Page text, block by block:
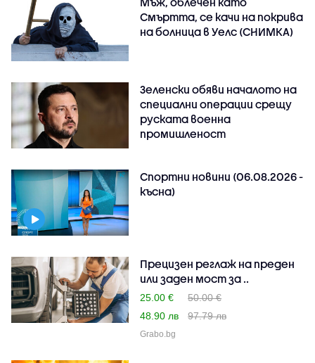
Смъртта, се качи на покрива
на болница в Уелс (СНИМКА)
Зеленски обяви началото на
специални операции срещу
руската военна
промишленост
Спортни новини (06.08.2026 -
късна)
Прецизен реглаж на преден
или заден мост за ..
25.00 €
50.00 €
48.90 лв
97.79 лв
Grabo.bg